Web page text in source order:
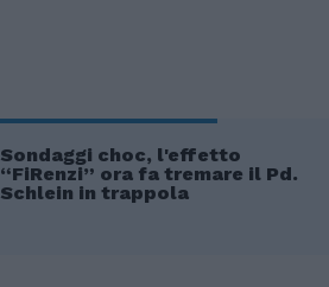
Sondaggi choc, l'effetto
“FiRenzi” ora fa tremare il Pd.
Schlein in trappola